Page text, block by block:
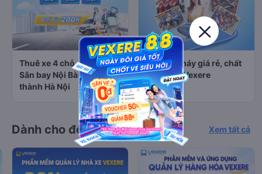
Thuê xe 4 chỗ, 7 chỗ từ
Sân bay Nội Bài đi Nội
thành Hà Nội
Thuê xe máy giá rẻ, chất
lượng tại Vexere
Dành cho đối tác của Vexere Xem tất cả